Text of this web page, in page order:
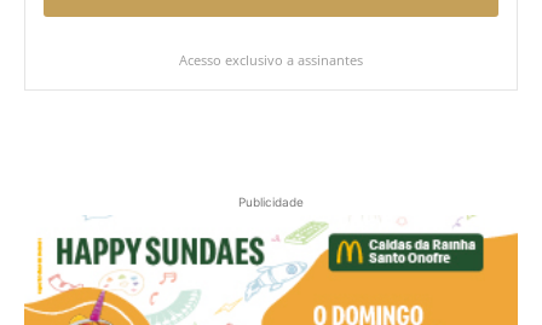
Acesso exclusivo a assinantes
Publicidade